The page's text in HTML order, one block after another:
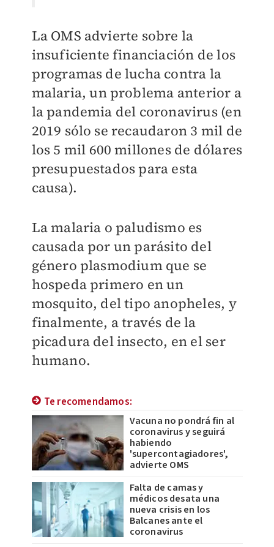
La OMS advierte sobre la
insuficiente financiación de los
programas de lucha contra la
malaria, un problema anterior a
la pandemia del coronavirus (en
2019 sólo se recaudaron 3 mil de
los 5 mil 600 millones de dólares
presupuestados para esta
causa).
La malaria o paludismo es
causada por un parásito del
género plasmodium que se
hospeda primero en un
mosquito, del tipo anopheles, y
finalmente, a través de la
picadura del insecto, en el ser
humano.
Te recomendamos:
Vacuna no pondrá fin al
coronavirus y seguirá
habiendo
'supercontagiadores',
advierte OMS
Falta de camas y
médicos desata una
nueva crisis en los
Balcanes ante el
coronavirus